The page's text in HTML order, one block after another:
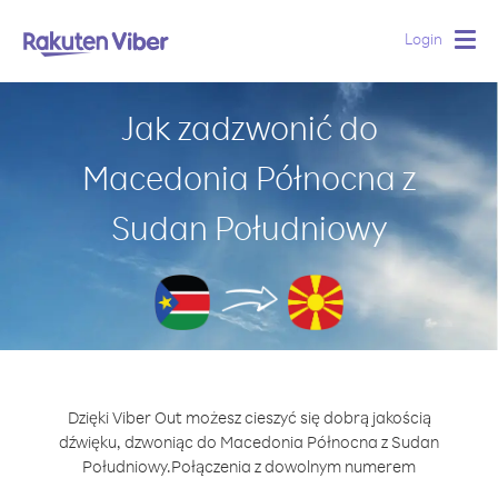
Login
Jak zadzwonić do
Macedonia Północna z
Sudan Południowy
Dzięki Viber Out możesz cieszyć się dobrą jakością
dźwięku, dzwoniąc do Macedonia Północna z Sudan
Południowy.Połączenia z dowolnym numerem